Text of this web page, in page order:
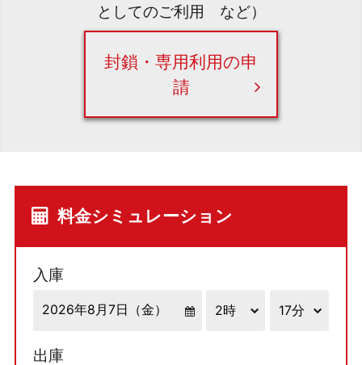
としてのご利用 など）
封鎖・専用利用の申
請
料金シミュレーション
入庫
出庫